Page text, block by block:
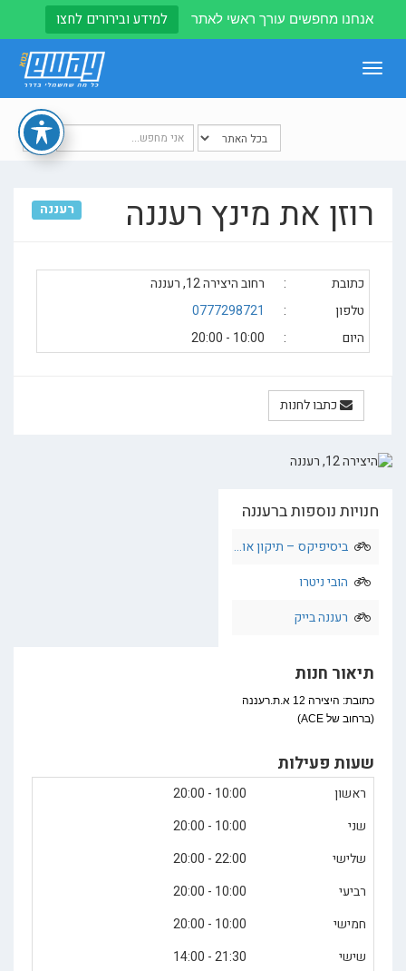
אנחנו מחפשים עורך ראשי לאתר למידע ובירורים לחצו
Toggle
רוזן את מינץ רעננה רעננה
כתובת :
רחוב היצירה 12, רעננה
טלפון
:
0777298721
היום
:
10:00 - 20:00
כתבו לחנות
חנויות נוספות ברעננה
ביסיפיקס – תיקון או...
הובי ניטרו
רעננה בייק
תיאור חנות
כתובת: היצירה 12 א.ת.רעננה
(ברחוב של ACE)
שעות פעילות
ראשון
10:00 - 20:00
שני
10:00 - 20:00
שלישי
22:00 - 20:00
רביעי
10:00 - 20:00
חמישי
10:00 - 20:00
שישי
21:30 - 14:00